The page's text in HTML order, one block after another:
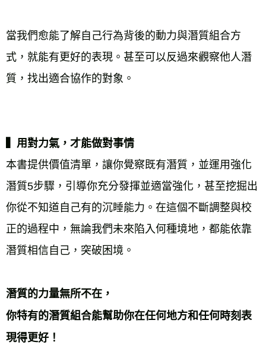
當我們愈能了解自己行為背後的動力與潛質組合方
式，就能有更好的表現。甚至可以反過來觀察他人潛
質，找出適合協作的對象。
▍用對力氣，才能做對事情
本書提供價值清單，讓你覺察既有潛質，並運用強化
潛質5步驟，引導你充分發揮並適當強化，甚至挖掘出
你從不知道自己有的沉睡能力。在這個不斷調整與校
正的過程中，無論我們未來陷入何種境地，都能依靠
潛質相信自己，突破困境。
潛質的力量無所不在，
你特有的潛質組合能幫助你在任何地方和任何時刻表
現得更好！